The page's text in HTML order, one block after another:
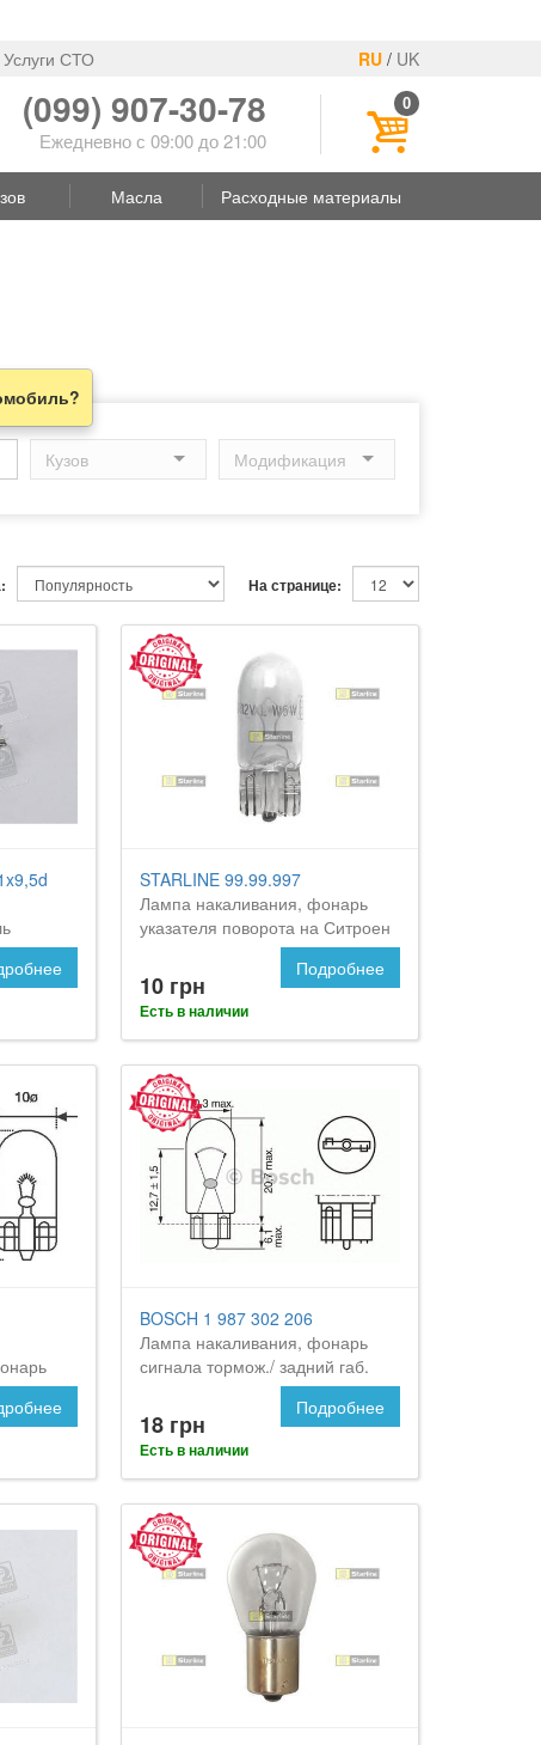
RU / UK
Услуги СТО
(099) 907-30-78
Ежедневно с 09:00 до 21:00
0
Масла Расходные материалы
На странице:
24v 5w
C5
STARLINE 99.99.997
Лампа накаливания, фонарь
указателя поворота на Ситроен
10 грн
Есть в наличии
Подробнее
на
BOSCH 1 987 302 206
Лампа накаливания, фонарь
сигнала тормож./ задний габ.
огонь на CITROEN C5
18 грн
Есть в наличии
Подробнее